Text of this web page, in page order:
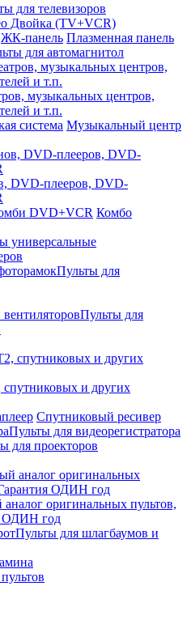
для телевизоров
Двойка (TV+VCR)
ЖК-панель Плазменная панель
для автомагнитол
музыкальных центров,
и т.п.
система Музыкальный центр
DVD-плееров, DVD-
DVD+VCR Комбо
универсальные
Пульты для
Пульты для
и других
Спутниковый ресивер
Пульты для видеорегистратора
для проекторов
оригинальных пультов,
ОДИН год
Пульты для шлагбаумов и